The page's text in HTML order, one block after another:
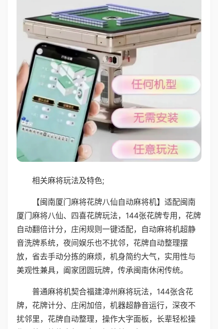
相关麻将玩法及特色;
【闽南厦门麻将花牌八仙自动麻将机】适配闽南
厦门麻将八仙、四喜花牌玩法，144张花牌专用，花牌
自动翻倍计分，庄闲规则一键适配，自动麻将机超静
音洗牌系统，夜间娱乐也不扰邻，花牌自动整理摆
放，省去手动分拣的麻烦，机身简约大气，实用性与
美观性兼具，阖家团圆玩牌，传承闽南休闲传统。
普通麻将机契合福建漳州麻将玩法，144张含花
牌，花牌计分、庄闲加倍，机器超静音运行，深夜不
扰邻里，花牌自动整理，操作大字面板，长辈轻松操